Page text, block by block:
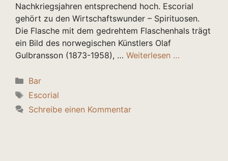
Nachkriegsjahren entsprechend hoch. Escorial
gehört zu den Wirtschaftswunder – Spirituosen.
Die Flasche mit dem gedrehtem Flaschenhals trägt
ein Bild des norwegischen Künstlers Olaf
Gulbransson (1873-1958), … Weiterlesen …
Kategorien
Bar
Schlagwörter
Escorial
Schreibe einen Kommentar